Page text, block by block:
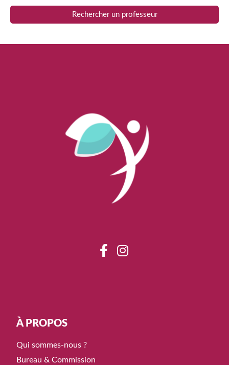
Rechercher un professeur
À PROPOS
Qui sommes-nous ?
Bureau & Commission